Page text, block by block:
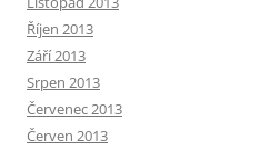
Říjen 2013
Září 2013
Srpen 2013
Červenec 2013
Červen 2013